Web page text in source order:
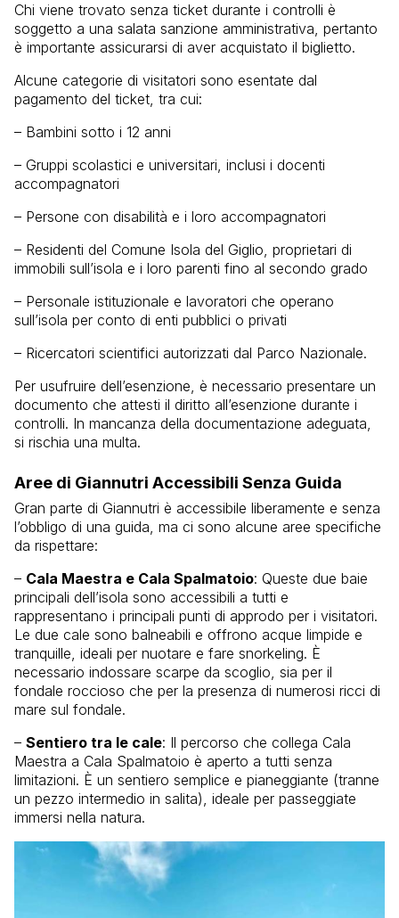
Chi viene trovato senza ticket durante i controlli è
soggetto a una salata sanzione amministrativa, pertanto
è importante assicurarsi di aver acquistato il biglietto.
Alcune categorie di visitatori sono esentate dal
pagamento del ticket, tra cui:
– Bambini sotto i 12 anni
– Gruppi scolastici e universitari, inclusi i docenti
accompagnatori
– Persone con disabilità e i loro accompagnatori
– Residenti del Comune Isola del Giglio, proprietari di
immobili sull’isola e i loro parenti fino al secondo grado
– Personale istituzionale e lavoratori che operano
sull’isola per conto di enti pubblici o privati
– Ricercatori scientifici autorizzati dal Parco Nazionale.
Per usufruire dell’esenzione, è necessario presentare un
documento che attesti il diritto all’esenzione durante i
controlli. In mancanza della documentazione adeguata,
si rischia una multa.
Aree di Giannutri Accessibili Senza Guida
Gran parte di Giannutri è accessibile liberamente e senza
l’obbligo di una guida, ma ci sono alcune aree specifiche
da rispettare:
– Cala Maestra e Cala Spalmatoio: Queste due baie
principali dell’isola sono accessibili a tutti e
rappresentano i principali punti di approdo per i visitatori.
Le due cale sono balneabili e offrono acque limpide e
tranquille, ideali per nuotare e fare snorkeling. È
necessario indossare scarpe da scoglio, sia per il
fondale roccioso che per la presenza di numerosi ricci di
mare sul fondale.
– Sentiero tra le cale: Il percorso che collega Cala
Maestra a Cala Spalmatoio è aperto a tutti senza
limitazioni. È un sentiero semplice e pianeggiante (tranne
un pezzo intermedio in salita), ideale per passeggiate
immersi nella natura.